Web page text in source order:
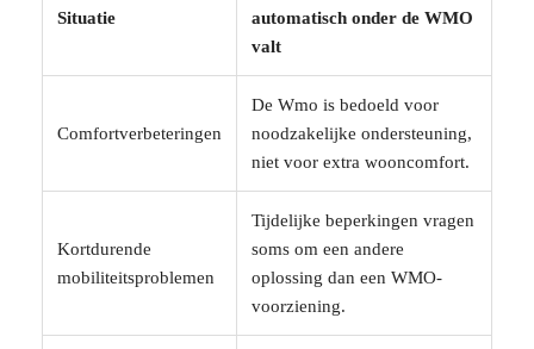
Situatie
automatisch onder de WMO
valt
Comfortverbeteringen
De Wmo is bedoeld voor
noodzakelijke ondersteuning,
niet voor extra wooncomfort.
Kortdurende
mobiliteitsproblemen
Tijdelijke beperkingen vragen
soms om een andere
oplossing dan een WMO-
voorziening.